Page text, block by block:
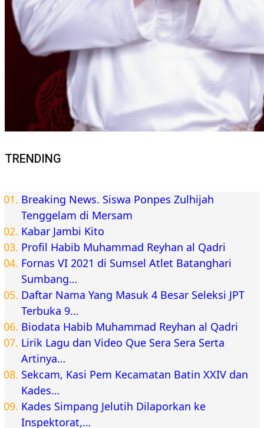
TRENDING
Breaking News. Siswa Ponpes Zulhijah
Tenggelam di Mersam
Kabar Jambi Kito
Profil Habib Muhammad Reyhan al Qadri
Fornas VI 2021 di Sumsel Atlet Batanghari
Sumbang…
Daftar Nama Yang Masuk 4 Besar Seleksi JPT
Terbuka 9…
Biodata Habib Muhammad Reyhan al Qadri
Lirik Lagu dan Video Que Sera Sera Serta
Artinya…
Sekcam, Kasi Pem Kecamatan Batin XXIV dan
Kades…
Kades Simpang Jelutih Dilaporkan ke
Inspektorat,…